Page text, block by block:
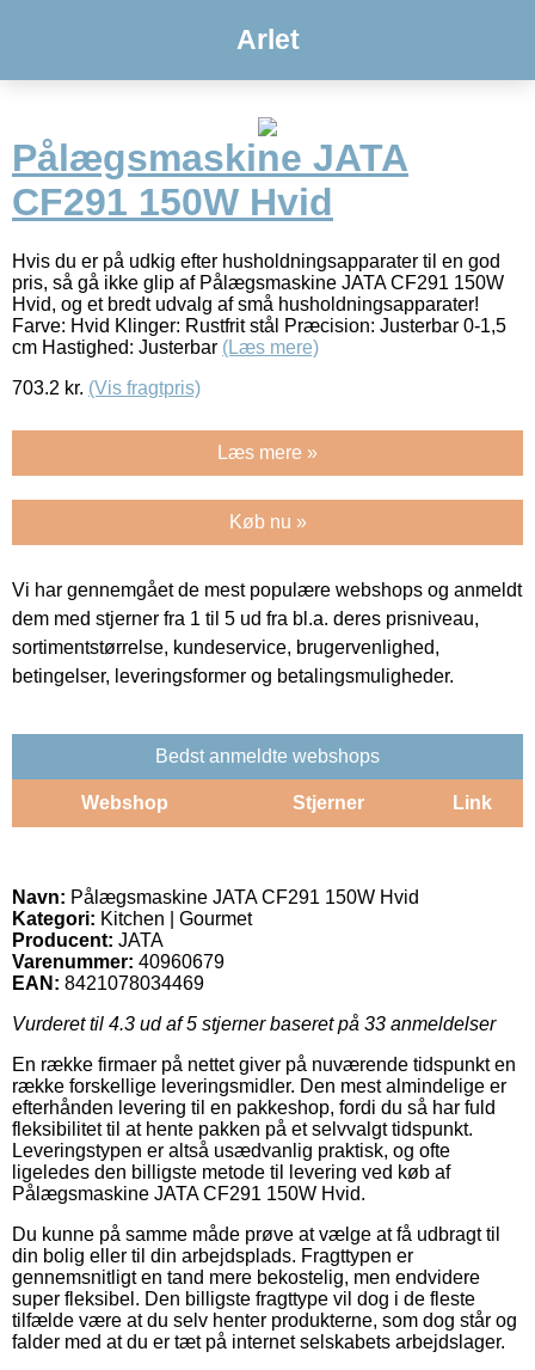
Arlet
Pålægsmaskine JATA
CF291 150W Hvid
Hvis du er på udkig efter husholdningsapparater til en god
pris, så gå ikke glip af Pålægsmaskine JATA CF291 150W
Hvid, og et bredt udvalg af små husholdningsapparater!
Farve: Hvid Klinger: Rustfrit stål Præcision: Justerbar 0-1,5
cm Hastighed: Justerbar (Læs mere)
703.2 kr. (Vis fragtpris)
Læs mere »
Køb nu »
Vi har gennemgået de mest populære webshops og anmeldt
dem med stjerner fra 1 til 5 ud fra bl.a. deres prisniveau,
sortimentstørrelse, kundeservice, brugervenlighed,
betingelser, leveringsformer og betalingsmuligheder.
Bedst anmeldte webshops
Webshop Stjerner Link
Navn: Pålægsmaskine JATA CF291 150W Hvid
Kategori: Kitchen | Gourmet
Producent: JATA
Varenummer: 40960679
EAN: 8421078034469
Vurderet til 4.3 ud af 5 stjerner baseret på 33 anmeldelser
En række firmaer på nettet giver på nuværende tidspunkt en
række forskellige leveringsmidler. Den mest almindelige er
efterhånden levering til en pakkeshop, fordi du så har fuld
fleksibilitet til at hente pakken på et selvvalgt tidspunkt.
Leveringstypen er altså usædvanlig praktisk, og ofte
ligeledes den billigste metode til levering ved køb af
Pålægsmaskine JATA CF291 150W Hvid.
Du kunne på samme måde prøve at vælge at få udbragt til
din bolig eller til din arbejdsplads. Fragttypen er
gennemsnitligt en tand mere bekostelig, men endvidere
super fleksibel. Den billigste fragttype vil dog i de fleste
tilfælde være at du selv henter produkterne, som dog står og
falder med at du er tæt på internet selskabets arbejdslager.